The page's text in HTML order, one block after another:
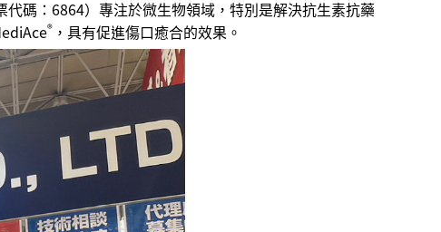
碼：6864）專注於微生物領域，特別是解決抗生素抗藥
® ，具有促進傷口癒合的效果。